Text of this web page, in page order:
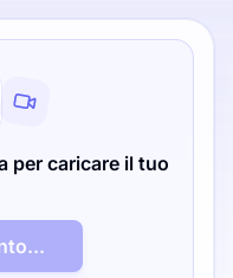
per caricare il tuo